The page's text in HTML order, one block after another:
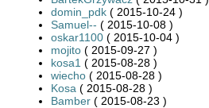
domin_pdk ( 2015-10-24 )
Samuel-- ( 2015-10-08 )
oskar1100 ( 2015-10-04 )
mojito ( 2015-09-27 )
kosa1 ( 2015-08-28 )
wiecho ( 2015-08-28 )
Kosa ( 2015-08-28 )
Bamber ( 2015-08-23 )